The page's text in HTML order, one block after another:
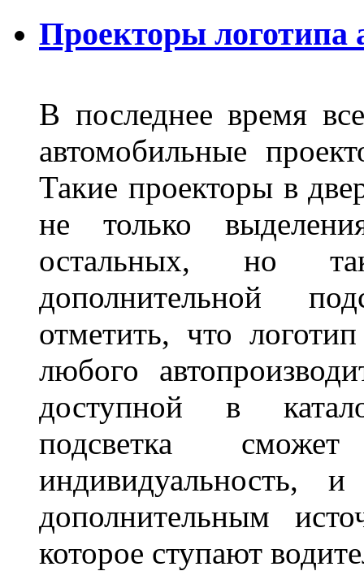
Проекторы логотипа
В последнее время
автомобильные
Такие проекторы в
не только
остальных, но
дополнительной
отметить, что
любого
доступной в
подсветка
индивидуальность,
дополнительным
которое ступают